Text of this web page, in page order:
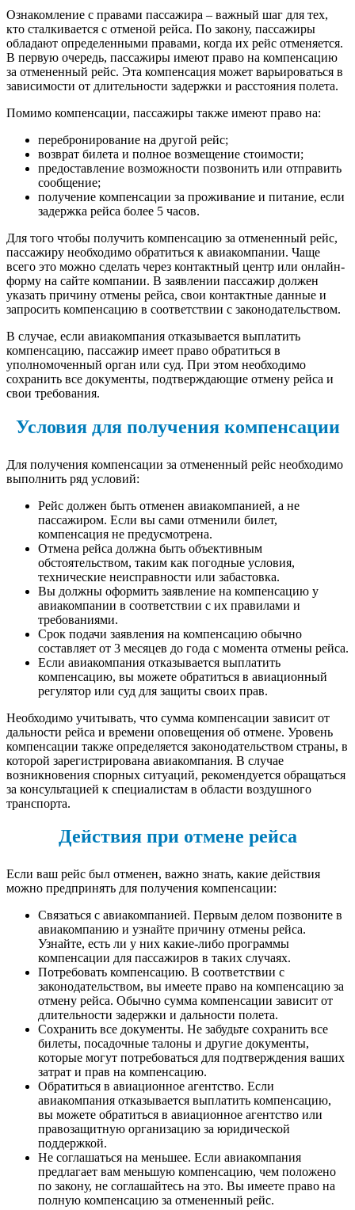
Ознакомление с правами пассажира – важный шаг для тех,
кто сталкивается с отменой рейса. По закону, пассажиры
обладают определенными правами, когда их рейс отменяется.
В первую очередь, пассажиры имеют право на компенсацию
за отмененный рейс. Эта компенсация может варьироваться в
зависимости от длительности задержки и расстояния полета.
Помимо компенсации, пассажиры также имеют право на:
перебронирование на другой рейс;
возврат билета и полное возмещение стоимости;
предоставление возможности позвонить или отправить
сообщение;
получение компенсации за проживание и питание, если
задержка рейса более 5 часов.
Для того чтобы получить компенсацию за отмененный рейс,
пассажиру необходимо обратиться к авиакомпании. Чаще
всего это можно сделать через контактный центр или онлайн-
форму на сайте компании. В заявлении пассажир должен
указать причину отмены рейса, свои контактные данные и
запросить компенсацию в соответствии с законодательством.
В случае, если авиакомпания отказывается выплатить
компенсацию, пассажир имеет право обратиться в
уполномоченный орган или суд. При этом необходимо
сохранить все документы, подтверждающие отмену рейса и
свои требования.
Условия для получения компенсации
Для получения компенсации за отмененный рейс необходимо
выполнить ряд условий:
Рейс должен быть отменен авиакомпанией, а не
пассажиром. Если вы сами отменили билет,
компенсация не предусмотрена.
Отмена рейса должна быть объективным
обстоятельством, таким как погодные условия,
технические неисправности или забастовка.
Вы должны оформить заявление на компенсацию у
авиакомпании в соответствии с их правилами и
требованиями.
Срок подачи заявления на компенсацию обычно
составляет от 3 месяцев до года с момента отмены рейса.
Если авиакомпания отказывается выплатить
компенсацию, вы можете обратиться в авиационный
регулятор или суд для защиты своих прав.
Необходимо учитывать, что сумма компенсации зависит от
дальности рейса и времени оповещения об отмене. Уровень
компенсации также определяется законодательством страны, в
которой зарегистрирована авиакомпания. В случае
возникновения спорных ситуаций, рекомендуется обращаться
за консультацией к специалистам в области воздушного
транспорта.
Действия при отмене рейса
Если ваш рейс был отменен, важно знать, какие действия
можно предпринять для получения компенсации:
Связаться с авиакомпанией. Первым делом позвоните в
авиакомпанию и узнайте причину отмены рейса.
Узнайте, есть ли у них какие-либо программы
компенсации для пассажиров в таких случаях.
Потребовать компенсацию. В соответствии с
законодательством, вы имеете право на компенсацию за
отмену рейса. Обычно сумма компенсации зависит от
длительности задержки и дальности полета.
Сохранить все документы. Не забудьте сохранить все
билеты, посадочные талоны и другие документы,
которые могут потребоваться для подтверждения ваших
затрат и прав на компенсацию.
Обратиться в авиационное агентство. Если
авиакомпания отказывается выплатить компенсацию,
вы можете обратиться в авиационное агентство или
правозащитную организацию за юридической
поддержкой.
Не соглашаться на меньшее. Если авиакомпания
предлагает вам меньшую компенсацию, чем положено
по закону, не соглашайтесь на это. Вы имеете право на
полную компенсацию за отмененный рейс.